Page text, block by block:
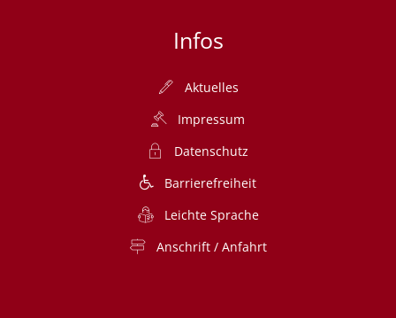
Infos
Aktuelles
Impressum
Datenschutz
Barrierefreiheit
Leichte Sprache
Anschrift / Anfahrt